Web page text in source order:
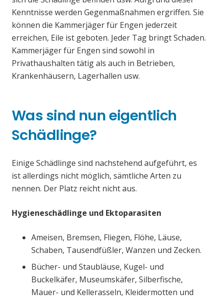
Kenntnisse werden Gegenmaßnahmen ergriffen. Sie
können die Kammerjäger für Engen jederzeit
erreichen, Eile ist geboten. Jeder Tag bringt Schaden.
Kammerjäger für Engen sind sowohl in
Privathaushalten tätig als auch in Betrieben,
Krankenhäusern, Lagerhallen usw.
Was sind nun eigentlich
Schädlinge?
Einige Schädlinge sind nachstehend aufgeführt, es
ist allerdings nicht möglich, sämtliche Arten zu
nennen. Der Platz reicht nicht aus.
Hygieneschädlinge und Ektoparasiten
Ameisen, Bremsen, Fliegen, Flöhe, Läuse,
Schaben, Tausendfüßler, Wanzen und Zecken.
Bücher- und Staubläuse, Kugel- und
Buckelkäfer, Museumskäfer, Silberfische,
Mauer- und Kellerasseln, Kleidermotten und